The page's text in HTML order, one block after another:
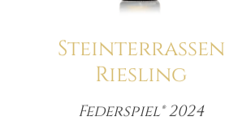
Steinterrassen
Riesling
Federspiel® 2024
Menge